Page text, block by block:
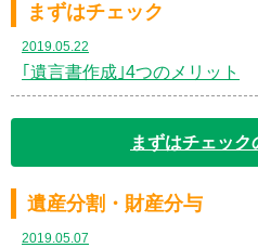
まずはチェック
2019.05.22
｢遺言書作成｣4つのメリット
まずはチェッ
遺産分割・財産分与
2019.05.07